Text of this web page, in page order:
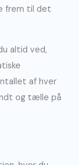
frem til det
altid ved,
af hver
og tælle på